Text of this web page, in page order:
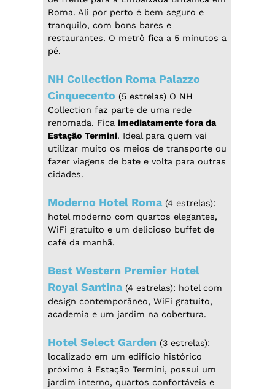
Roma. Ali por perto é bem seguro e
tranquilo, com bons bares e
restaurantes. O metrô fica a 5 minutos a
pé.
NH Collection Roma Palazzo
Cinquecento (5 estrelas) O NH
Collection faz parte de uma rede
renomada. Ficaimediatamente fora da
Estação Termini. Ideal para quem vai
utilizar muito os meios de transporte ou
fazer viagens de bate e volta para outras
cidades.
Moderno Hotel Roma(4 estrelas):
hotel moderno com quartos elegantes,
WiFi gratuito e um delicioso buffet de
café da manhã.
Best Western Premier Hotel
Royal Santina(4 estrelas): hotel com
design contemporâneo, WiFi gratuito,
academia e um jardim na cobertura​.
Hotel Select Garden (3 estrelas):
localizado em um edifício histórico
próximo à Estação Termini, possui um
jardim interno, quartos confortáveis e